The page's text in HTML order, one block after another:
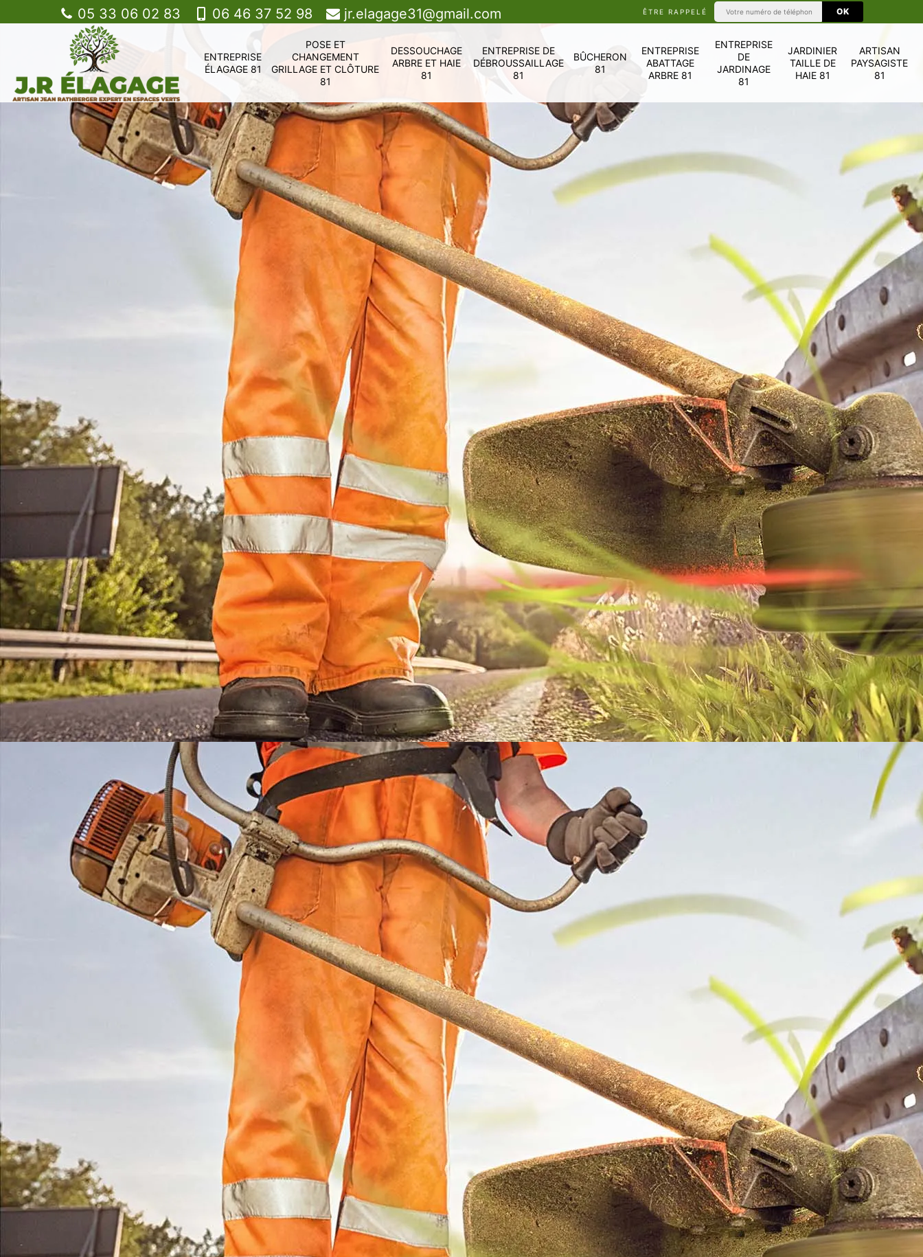
05 33 06 02 83 06 46 37 52 98 jr.elagage31@gmail.com ÊTRE RAPPELÉ
ENTREPRISE
ÉLAGAGE 81
POSE ET
CHANGEMENT
GRILLAGE ET CLÔTURE
81
DESSOUCHAGE
ARBRE ET HAIE
81
ENTREPRISE DE
DÉBROUSSAILLAGE
81
BÛCHERON
81
ENTREPRISE
ABATTAGE
ARBRE 81
ENTREPRISE
DE
JARDINAGE
81
JARDINIER
TAILLE DE
HAIE 81
ARTISAN
PAYSAGISTE
81